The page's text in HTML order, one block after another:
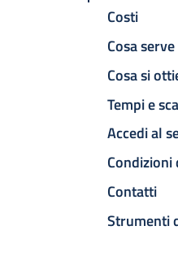
Costi
Cosa serve
Cosa si
Tempi e
Accedi al
Condizioni
Contatti
Strumenti